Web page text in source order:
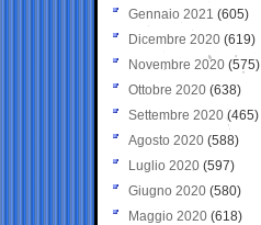
Gennaio 2021 (605)
Dicembre 2020 (619)
Novembre 2020 (575)
Ottobre 2020 (638)
Settembre 2020(465)
Agosto 2020 (588)
Luglio 2020 (597)
Giugno 2020 (580)
Maggio 2020 (618)